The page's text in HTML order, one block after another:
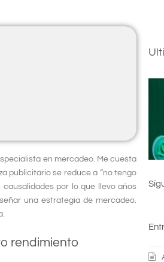
en mercadeo. Me cuesta
publicitario se reduce a “no tengo
causalidades por lo que llevo años
una estrategia de mercadeo.
rendimiento